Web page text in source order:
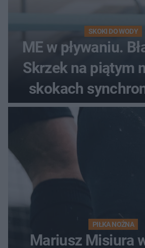
SKOKI DO WODY
ME w pływaniu.
Skrzek na piątym
skokach
PIŁKA NOŻNA
Mariusz Misiura